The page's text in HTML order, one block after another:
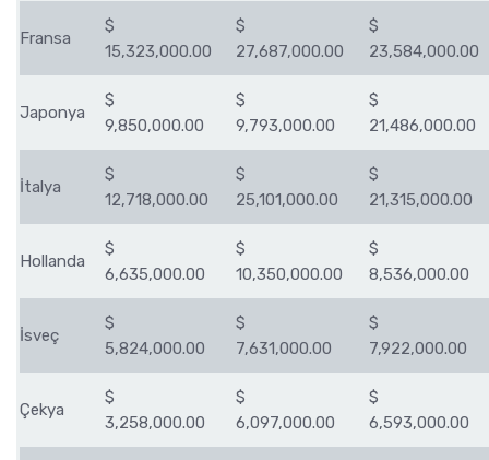
Fransa
$
15,323,000.00
$
27,687,000.00
$
23,584,000.00
Japonya
$
9,850,000.00
$
9,793,000.00
$
21,486,000.00
İtalya
$
12,718,000.00
$
25,101,000.00
$
21,315,000.00
Hollanda
$
6,635,000.00
$
10,350,000.00
$
8,536,000.00
İsveç
$
5,824,000.00
$
7,631,000.00
$
7,922,000.00
Çekya
$
3,258,000.00
$
6,097,000.00
$
6,593,000.00